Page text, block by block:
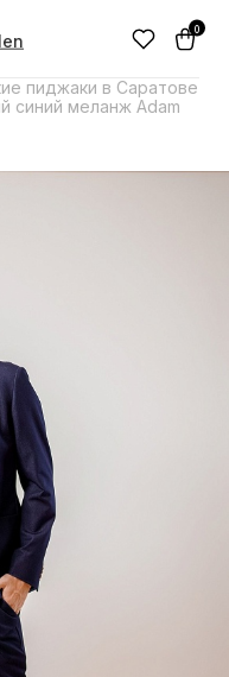
0
пиджаки в Саратове
синий меланж Adam